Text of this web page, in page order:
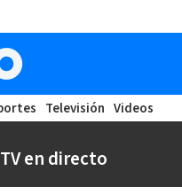
Televisión Videos
TV en directo